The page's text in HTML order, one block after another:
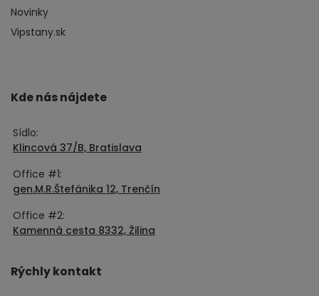
Novinky
Vipstany.sk
Kde nás nájdete
Sídlo:
Klincová 37/B, Bratislava
Office #1:
gen.M.R.Štefánika 12, Trenčín
Office #2:
Kamenná cesta 8332, Žilina
Rýchly kontakt